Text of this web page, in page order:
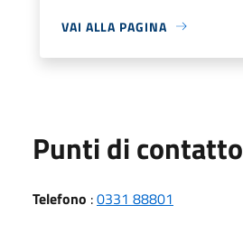
VAI ALLA PAGINA
Punti di contatto
Telefono :0331 88801